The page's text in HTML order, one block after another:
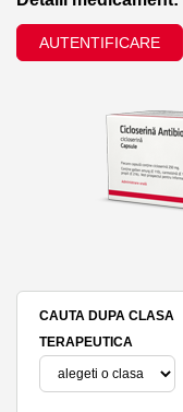
AUTENTIFICARE
CAUTA DUPA CLASA
TERAPEUTICA